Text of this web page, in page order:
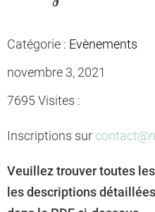
Catégorie : Evènements
novembre 3, 2021
7695 Visites :
Inscriptions sur
Veuillez trouver toutes
les descriptions